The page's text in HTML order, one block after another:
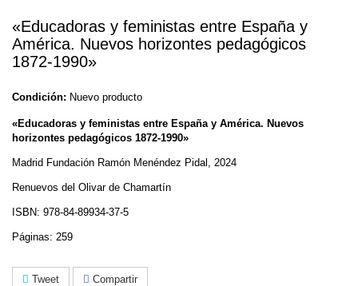
«Educadoras y feministas entre España y
América. Nuevos horizontes pedagógicos
1872-1990»
Condición: Nuevo producto
«Educadoras y feministas entre España y América. Nuevos
horizontes pedagógicos 1872-1990»
Madrid Fundación Ramón Menéndez Pidal, 2024
Renuevos del Olivar de Chamartín
ISBN: 978-84-89934-37-5
Páginas: 259
Tweet Compartir